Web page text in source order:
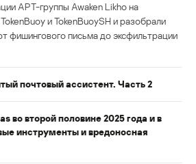
APT-группы Awaken Likho на
и TokenBuoySH и разобрали
фишингового письма до эксфильтрации
почтовый ассистент. Часть 2
во второй половине 2025 года и в
инструменты и вредоносная